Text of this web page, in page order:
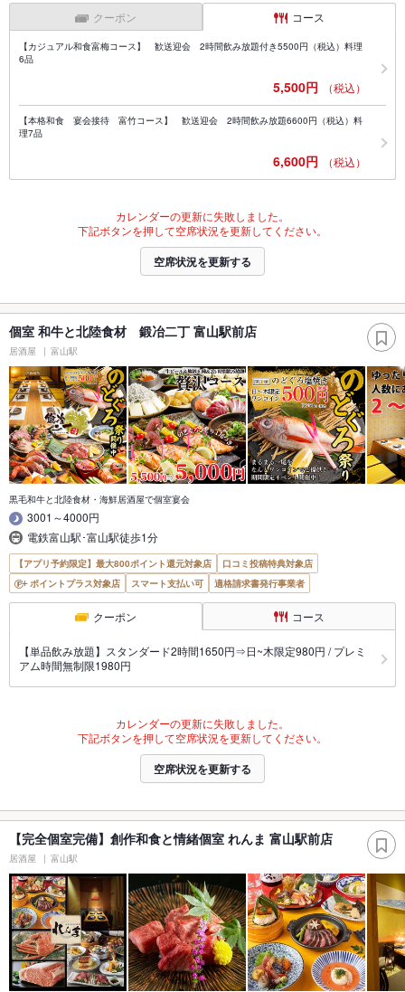
クーポン コース
【カジュアル和食富梅コース】 歓送迎会 2時間飲み放題付き5500円（税込）料理
6品
5,500円 （税込）
【本格和食 宴会接待 富竹コース】 歓送迎会 2時間飲み放題6600円（税込）料
理7品
6,600円 （税込）
カレンダーの更新に失敗しました。
下記ボタンを押して空席状況を更新してください。
空席状況を更新する
個室 和牛と北陸食材 鍛冶二丁 富山駅前店
居酒屋 富山駅
黒毛和牛と北陸食材・海鮮居酒屋で個室宴会
3001～4000円
電鉄富山駅･富山駅徒歩1分
【アプリ予約限定】最大800ポイント還元対象店
口コミ投稿特典対象店
ポイントプラス対象店
スマート支払い可 適格請求書発行事業者
クーポン コース
【単品飲み放題】スタンダード2時間1650円⇒日~木限定980円 / プレミ
アム時間無制限1980円
カレンダーの更新に失敗しました。
下記ボタンを押して空席状況を更新してください。
空席状況を更新する
【完全個室完備】創作和食と情緒個室 れんま 富山駅前店
居酒屋 富山駅